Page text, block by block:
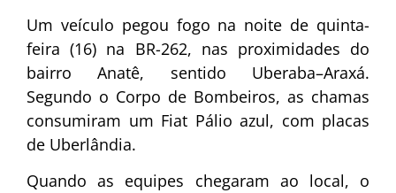
Um veículo pegou fogo na noite de quinta-
feira (16) na BR-262, nas proximidades do
bairro Anatê, sentido Uberaba–Araxá.
Segundo o Corpo de Bombeiros, as chamas
consumiram um Fiat Pálio azul, com placas
de Uberlândia.
Quando as equipes chegaram ao local, o